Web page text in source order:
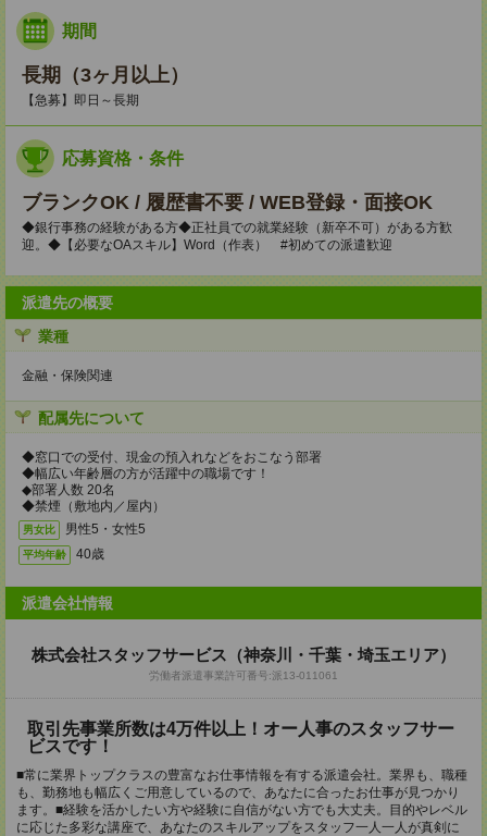
期間
長期（3ヶ月以上）
【急募】即日～長期
応募資格・条件
ブランクOK / 履歴書不要 / WEB登録・面接OK
◆銀行事務の経験がある方◆正社員での就業経験（新卒不可）がある方歓
迎。◆【必要なOAスキル】Word（作表） #初めての派遣歓迎
派遣先の概要
業種
金融・保険関連
配属先について
◆窓口での受付、現金の預入れなどをおこなう部署
◆幅広い年齢層の方が活躍中の職場です！
◆部署人数 20名
◆禁煙（敷地内／屋内）
男女比 男性5・女性5
平均年齢 40歳
派遣会社情報
株式会社スタッフサービス（神奈川・千葉・埼玉エリア）
労働者派遣事業許可番号:派13-011061
取引先事業所数は4万件以上！オー人事のスタッフサー
ビスです！
■常に業界トップクラスの豊富なお仕事情報を有する派遣会社。業界も、職種
も、勤務地も幅広くご用意しているので、あなたに合ったお仕事が見つかり
ます。■経験を活かしたい方や経験に自信がない方でも大丈夫。目的やレベル
に応じた多彩な講座で、あなたのスキルアップをスタッフ一人一人が真剣に